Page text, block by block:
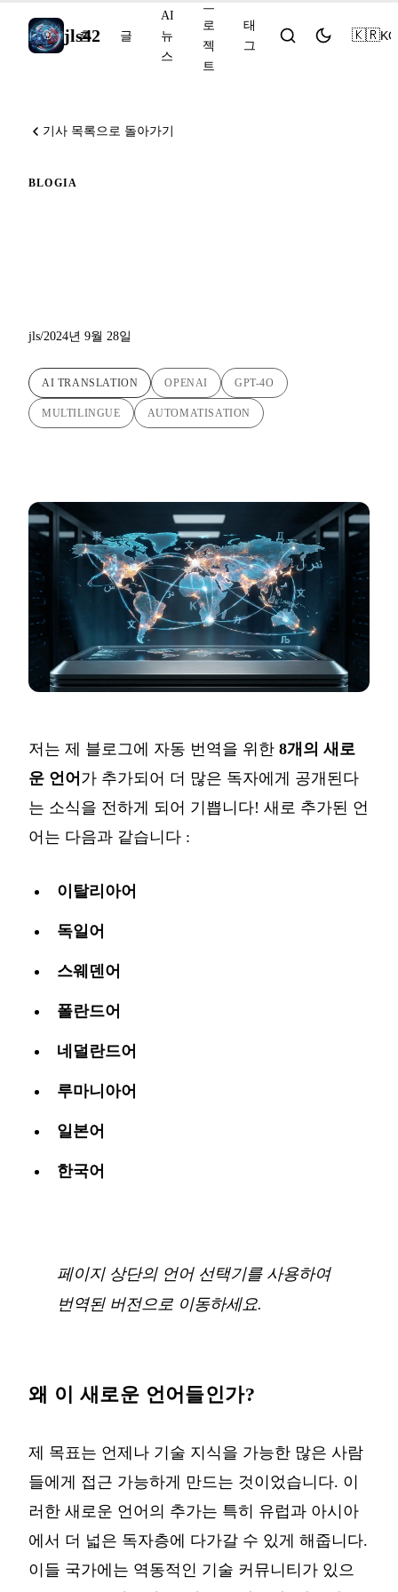
jls42
홈 글
AI
뉴
스
프
로
젝
트
태
그
🇰🇷KO
기사 목록으로 돌아가기
BLOGIA
jls/2024년 9월 28일
AI TRANSLATION OPENAI GPT-4O
MULTILINGUE AUTOMATISATION
저는 제 블로그에 자동 번역을 위한 8개의 새로
운 언어 가 추가되어 더 많은 독자에게 공개된다
는 소식을 전하게 되어 기쁩니다! 새로 추가된 언
어는 다음과 같습니다 :
이탈리아어
독일어
스웨덴어
폴란드어
네덜란드어
루마니아어
일본어
한국어
페이지 상단의 언어 선택기를 사용하여
번역된 버전으로 이동하세요.
왜 이 새로운 언어들인가?
제 목표는 언제나 기술 지식을 가능한 많은 사람
들에게 접근 가능하게 만드는 것이었습니다. 이
러한 새로운 언어의 추가는 특히 유럽과 아시아
에서 더 넓은 독자층에 다가갈 수 있게 해줍니다.
이들 국가에는 역동적인 기술 커뮤니티가 있으